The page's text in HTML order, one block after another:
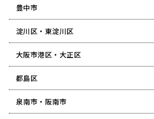
豊中市
淀川区・東淀川区
大阪市港区・大正区
都島区
泉南市・阪南市